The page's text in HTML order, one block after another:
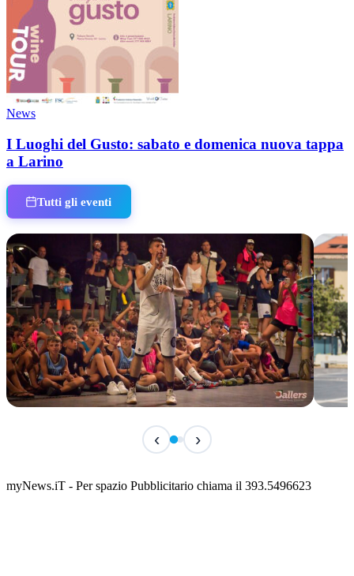
News
I Luoghi del Gusto: sabato e domenica nuova tappa
a Larino
Tutti gli eventi
Classic Contest 3vs3 Memorial Michele
📅 6 Agosto 2026 · 09:00 · 📍 Lungomare C. Colombo
‹ ›
myNews.iT - Per spazio Pubblicitario chiama il 393.5496623